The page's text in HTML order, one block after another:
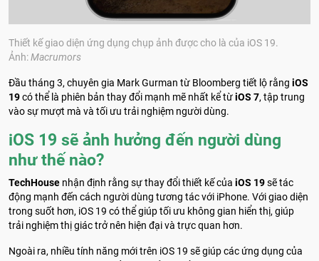
Thiết kế giao diện ứng dụng chụp ảnh được cho là của iOS 19.
Ảnh:Macrumors
Đầu tháng 3, chuyên gia Mark Gurman từ Bloomberg tiết lộ rằng iOS
19có thể là phiên bản thay đổi mạnh mẽ nhất kể từiOS 7, tập trung
vào sự mượt mà và tối ưu trải nghiệm người dùng.
iOS 19 sẽ ảnh hưởng đến người dùng
như thế nào?
TechHouse nhận định rằng sự thay đổi thiết kế của iOS 19sẽ tác
động mạnh đến cách người dùng tương tác với iPhone. Với giao diện
trong suốt hơn, iOS 19 có thể giúp tối ưu không gian hiển thị, giúp
trải nghiệm thị giác trở nên hiện đại và trực quan hơn.
Ngoài ra, nhiều tính năng mới trên iOS 19 sẽ giúp các ứng dụng của